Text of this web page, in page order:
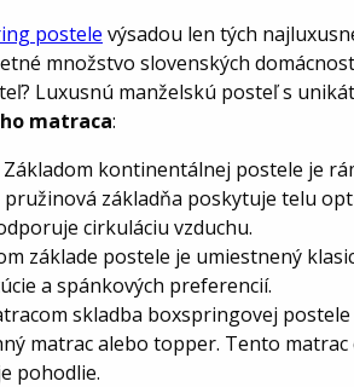
postele výsadou len tých
množstvo slovenských
Luxusnú manželskú posteľ s
matraca:
Základom kontinentálnej postele je
základňa poskytuje telu
cirkuláciu vzduchu.
základe postele je umiestnený
a spánkových preferencií.
skladba boxspringovej
matrac alebo topper. Tento
pohodlie.